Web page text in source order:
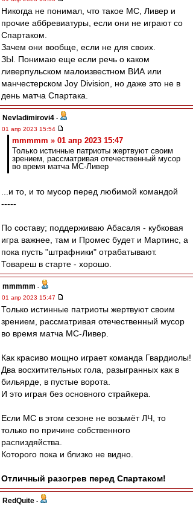
Никогда не понимал, что такое МС, Ливер и
прочие аббревиатуры, если они не играют со
Спартаком.
Зачем они вообще, если не для своих.
ЗЫ. Понимаю еще если речь о каком
ливерпульском малоизвестном ВИА или
манчестерском Joy Division, но даже это не в
день матча Спартака.
Nevladimirovi4 -
01 апр 2023 15:54
mmmmm » 01 апр 2023 15:47
Только истинные патриоты жертвуют своим
зрением, рассматривая отечественный мусор
во время матча МС-Ливер
...и то, и то мусор перед любимой командой
-----
По составу; поддерживаю Абасаля - кубковая
игра важнее, там и Промес будет и Мартинс, а
пока пусть "штрафники" отрабатывают.
Товареш в старте - хорошо.
mmmmm -
01 апр 2023 15:47
Только истинные патриоты жертвуют своим
зрением, рассматривая отечественный мусор
во время матча МС-Ливер.
Как красиво мощно играет команда Гвардиолы!
Два восхитительных гола, разыгранных как в
бильярде, в пустые ворота.
И это играя без основного страйкера.
Если МС в этом сезоне не возьмёт ЛЧ, то
только по причине собственного
распиздяйства.
Которого пока и близко не видно.
Отличный разогрев перед Спартаком!
RedQuite -